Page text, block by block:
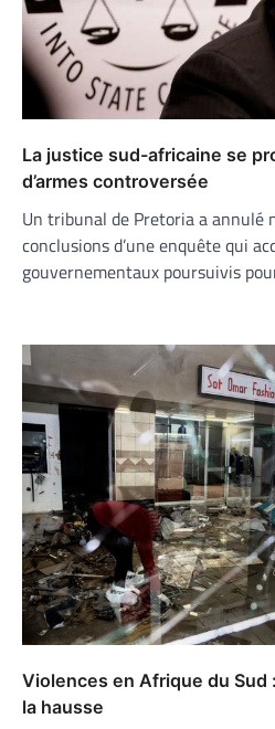
La justice sud-africaine se
d’armes controversée
Un tribunal de Pretoria a annulé
conclusions d’une enquête qui
gouvernementaux poursuivis
Violences en Afrique du Sud
la hausse